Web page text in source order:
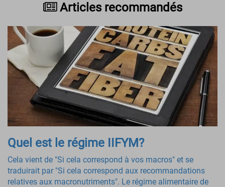
Articles recommandés
Quel est le régime IIFYM?
Cela vient de "Si cela correspond à vos macros" et se
traduirait par "Si cela correspond aux recommandations
relatives aux macronutriments". Le régime alimentaire de